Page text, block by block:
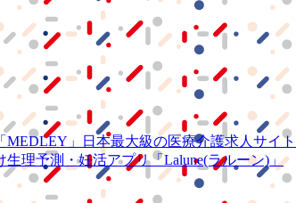
「MEDLEY」 日本最大級の医療介護求人サイト
生理予測・妊活アプリ「Lalune(ラルーン)」